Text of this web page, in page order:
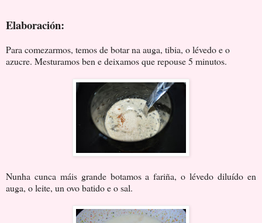
Elaboración:
Para comezarmos, temos de botar na auga, tibia, o lévedo e o
azucre. Mesturamos ben e deixamos que repouse 5 minutos.
Nunha cunca máis grande botamos a fariña, o lévedo diluído en
auga, o leite, un ovo batido e o sal.